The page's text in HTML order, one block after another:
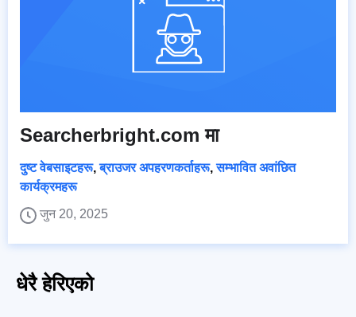
Searcherbright.com मा
दुष्ट वेबसाइटहरू,ब्राउजर अपहरणकर्ताहरू,सम्भावित अवांछित
कार्यक्रमहरू
जुन 20, 2025
धेरै हेरिएको